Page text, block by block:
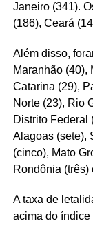
Janeiro (341).
(186), Ceará
Além disso,
Maranhão (40),
Catarina (29),
Norte (23), Rio
Distrito Federal
Alagoas (sete),
(cinco), Mato
Rondônia (três)
A taxa de
acima do índice